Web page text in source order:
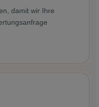
damit wir Ihre